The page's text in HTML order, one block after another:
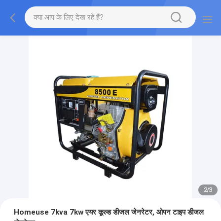
2/3
Homeuse 7kva 7kw एयर कूल्ड डीजल जेनरेटर, ओपन टाइप डीजल